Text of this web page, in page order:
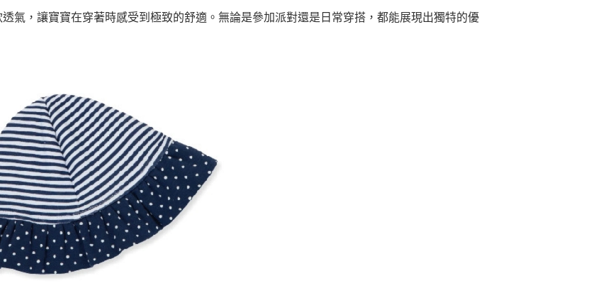
氣，讓寶寶在穿著時感受到極致的舒適。無論是參加派對還是日常穿搭，都能展現出獨特的優